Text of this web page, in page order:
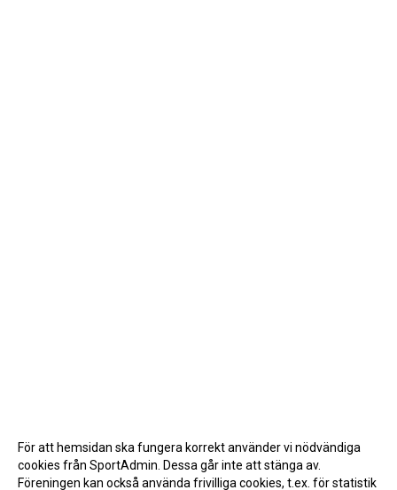
För att hemsidan ska fungera korrekt använder vi nödvändiga
cookies från SportAdmin. Dessa går inte att stänga av.
Föreningen kan också använda frivilliga cookies, t.ex. för statistik